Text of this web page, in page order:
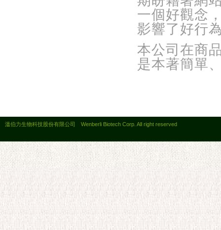
一個好觀念
影響了好行
本公司在商
是本著簡單
溫伯力生物科技股份有限公司 Wenberli Biotech Corp. All right reserved